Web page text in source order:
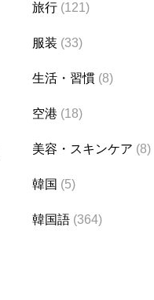
旅行 (121)
服装 (33)
生活・習慣 (8)
空港 (18)
美容・スキンケア (8)
韓国 (5)
韓国語 (364)